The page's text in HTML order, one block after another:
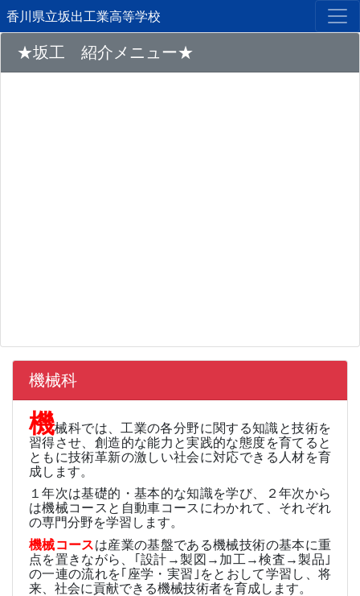
香川県立坂出工業高等学校
★坂工 紹介メニュー★
機械科
機械科では、工業の各分野に関する知識と技術を
習得させ、創造的な能力と実践的な態度を育てると
ともに技術革新の激しい社会に対応できる人材を育
成します。
１年次は基礎的・基本的な知識を学び、２年次から
は機械コースと自動車コースにわかれて、それぞれ
の専門分野を学習します。
機械コースは産業の基盤である機械技術の基本に重
点を置きながら、｢設計→製図→加工→検査→製品｣
の一連の流れを｢座学・実習｣をとおして学習し、将
来、社会に貢献できる機械技術者を育成します。